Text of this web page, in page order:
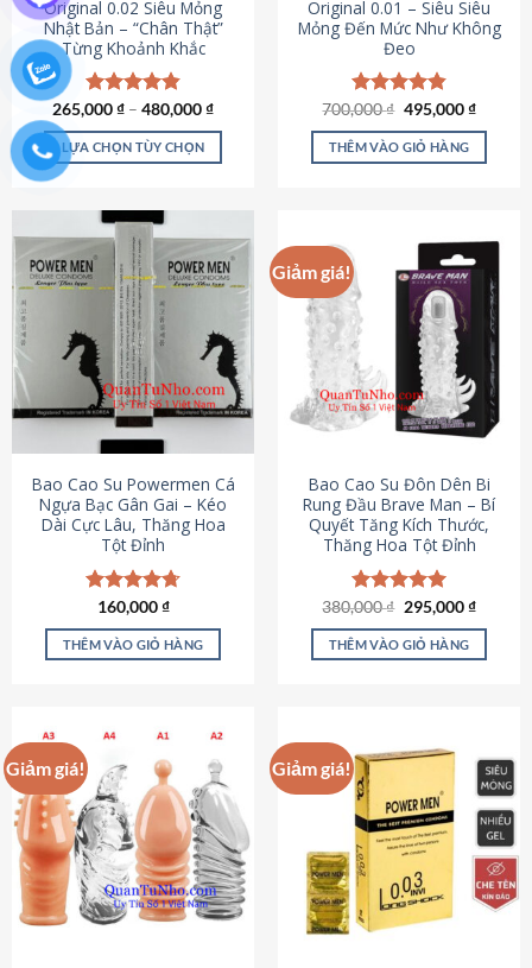
Original 0.02 Siêu Mỏng
Nhật Bản – “Chân Thật”
Từng Khoảnh Khắc
Được xếp
hạng4.87
5 sao
265,000₫ – 480,000₫
LỰA CHỌN TÙY CHỌN
này
có
nhiều
biến
thể.
Các
tùy
chọn
có
chọn
trên
trang
sản
phẩm
Original 0.01 – Siêu Siêu
Mỏng Đến Mức Như Không
Đeo
Được xếp
hạng4.83
5 sao
700,000₫ Giá
là:
700,000 ₫.
495,000₫Giá
tại
THÊM VÀO GIỎ HÀNG
Bao Cao Su Powermen Cá
Ngựa Bạc Gân Gai – Kéo
Dài Cực Lâu, Thăng Hoa
Tột Đỉnh
Được xếp
hạng4.73
5 sao
160,000₫
THÊM VÀO GIỎ HÀNG
Giảm giá!
Bao Cao Su Đôn Dên Bi
Rung Đầu Brave Man – Bí
Quyết Tăng Kích Thước,
Thăng Hoa Tột Đỉnh
Được xếp
hạng5.00
5 sao
380,000₫ Giá
là:
380,000 ₫.
295,000₫Giá
tại
THÊM VÀO GIỎ HÀNG
Giảm giá! Giảm giá!